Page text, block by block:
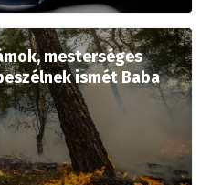
mesterséges
ismét Baba